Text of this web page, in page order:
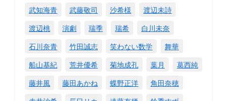
武知海青
武藤敬司 沙希様
渡辺未詩
渡辺桃
演劇 瑞季 瑞希
白川未奈
石川奈青
竹田誠志 笑わない数学
舞華
船山基紀
荒井優希 菊地成孔 葉月
葛西純
藤井風
藤田あかね 蝶野正洋
角田奈穂